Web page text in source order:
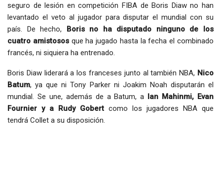
seguro de lesión en competición FIBA de Boris Diaw no han
levantado el veto al jugador para disputar el mundial con su
país. De hecho, Boris no ha disputado ninguno de los
cuatro amistososque ha jugado hasta la fecha el combinado
francés, ni siquiera ha entrenado.
Boris Diaw liderará a los franceses junto al también NBA, Nico
Batum, ya que ni Tony Parker ni Joakim Noah disputarán el
mundial. Se une, además de a Batum, a Ian Mahinmi, Evan
Fournier y a Rudy Gobert como los jugadores NBA que
tendrá Collet a su disposición.